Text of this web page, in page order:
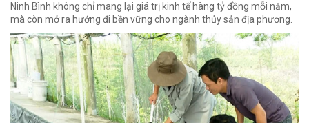
Ninh Bình không chỉ mang lại giá trị kinh tế hàng tỷ đồng mỗi năm,
mà còn mở ra hướng đi bền vững cho ngành thủy sản địa phương.